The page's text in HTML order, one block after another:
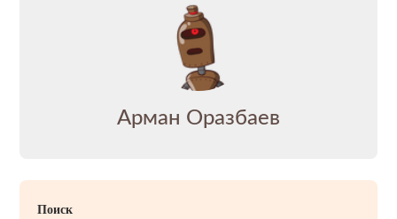
Арман Оразбаев
Поиск